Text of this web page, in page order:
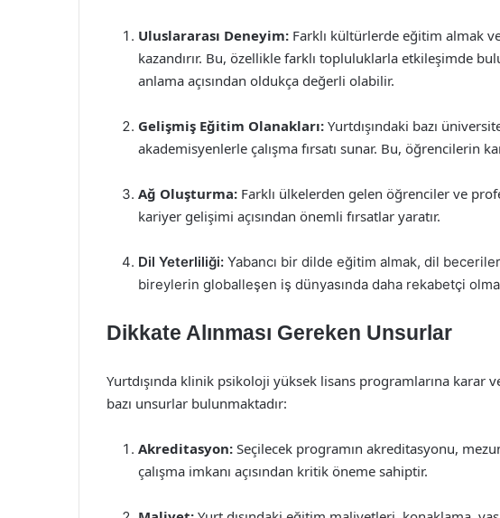
Uluslararası Deneyim: Farklı kültürlerde eğitim almak
kazandırır. Bu, özellikle farklı topluluklarla etkileşimde
anlama açısından oldukça değerli olabilir.
Gelişmiş Eğitim Olanakları: Yurtdışındaki bazı
akademisyenlerle çalışma fırsatı sunar. Bu, öğrencilerin
Ağ Oluşturma: Farklı ülkelerden gelen öğrenciler ve
kariyer gelişimi açısından önemli fırsatlar yaratır.
Dil Yeterliliği: Yabancı bir dilde eğitim almak, dil
bireylerin globalleşen iş dünyasında daha rekabetçi
Dikkate Alınması Gereken Unsurlar
Yurtdışında klinik psikoloji yüksek lisans programlarına karar
bazı unsurlar bulunmaktadır:
Akreditasyon: Seçilecek programın akreditasyonu,
çalışma imkanı açısından kritik öneme sahiptir.